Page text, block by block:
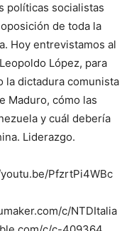
políticas socialistas
de toda la
Hoy entrevistamos al
López, para
la dictadura comunista
Maduro, cómo las
y cuál debería
Liderazgo.
PfzrtPi4WBc
c/NTDItalia